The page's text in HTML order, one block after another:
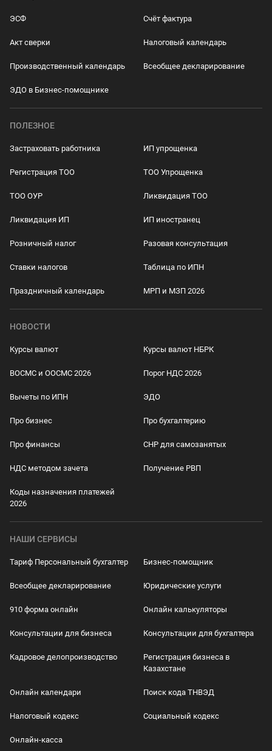
ЭСФ Счёт фактура
Акт сверки Налоговый календарь
Производственный календарь Всеобщее декларирование
ЭДО в Бизнес-помощнике
ПОЛЕЗНОЕ
Застраховать работника ИП упрощенка
Регистрация ТОО ТОО Упрощенка
ТОО ОУР Ликвидация ТОО
Ликвидация ИП ИП иностранец
Розничный налог Разовая консультация
Ставки налогов Таблица по ИПН
Праздничный календарь МРП и МЗП 2026
НОВОСТИ
Курсы валют Курсы валют НБРК
ВОСМС и ООСМС 2026 Порог НДС 2026
Вычеты по ИПН ЭДО
Про бизнес Про бухгалтерию
Про финансы СНР для самозанятых
НДС методом зачета Получение РВП
Коды назначения платежей
2026
НАШИ СЕРВИСЫ
Тариф Персональный бухгалтер Бизнес-помощник
Всеобщее декларирование Юридические услуги
910 форма онлайн Онлайн калькуляторы
Консультации для бизнеса Консультации для бухгалтера
Кадровое делопроизводство
Регистрация бизнеса в
Казахстане
Онлайн календари Поиск кода ТНВЭД
Налоговый кодекс Социальный кодекс
Онлайн-касса